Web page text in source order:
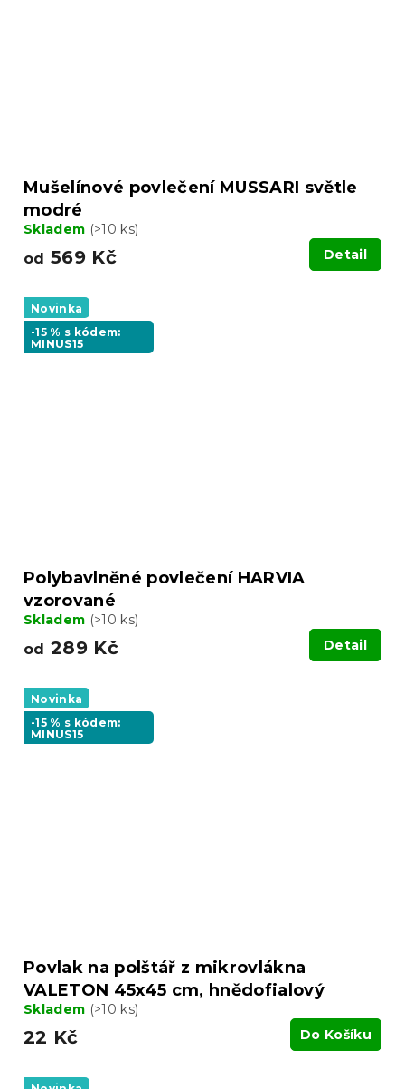
Mušelínové povlečení MUSSARI světle
modré
Skladem (>10 ks)
od 569 Kč Detail
Novinka
-15 % s kódem:
MINUS15
Polybavlněné povlečení HARVIA
vzorované
Skladem (>10 ks)
od 289 Kč Detail
Novinka
-15 % s kódem:
MINUS15
Povlak na polštář z mikrovlákna
VALETON 45x45 cm, hnědofialový
Skladem (>10 ks)
22 Kč Do Košíku